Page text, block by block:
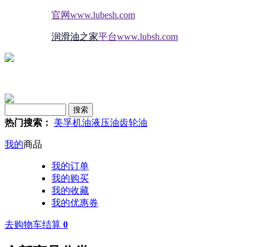
官网www.lubesh.com
润滑油之家平台www.lubsh.com
热门搜索： 美孚机油液压油齿轮油
我的商品
我的订单
我的购买
我的收藏
我的优惠券
去购物车结算 0